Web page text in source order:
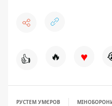
👍 🔥 ♥
РУСТЕМ УМЄРОВ